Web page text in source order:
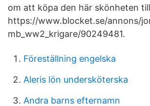
om att köpa den här skönheten
https://www.blocket.se/annons/
mb_ww2_krigare/90249481.
Föreställning engelska
Aleris lön undersköterska
Andra barns efternamn